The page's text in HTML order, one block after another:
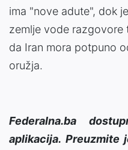
ima "nove adute", dok
zemlje vode razgovore
da Iran mora potpuno
oružja.
Federalna.ba
aplikacija. Preuzmite